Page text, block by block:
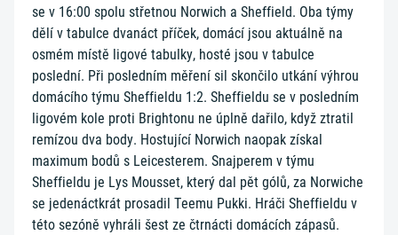
se v 16:00 spolu střetnou Norwich a Sheffield. Oba týmy
dělí v tabulce dvanáct příček, domácí jsou aktuálně na
osmém místě ligové tabulky, hosté jsou v tabulce
poslední. Při posledním měření sil skončilo utkání výhrou
domácího týmu Sheffieldu 1:2. Sheffieldu se v posledním
ligovém kole proti Brightonu ne úplně dařilo, když ztratil
remízou dva body. Hostující Norwich naopak získal
maximum bodů s Leicesterem. Snajperem v týmu
Sheffieldu je Lys Mousset, který dal pět gólů, za Norwiche
se jedenáctkrát prosadil Teemu Pukki. Hráči Sheffieldu v
této sezóně vyhráli šest ze čtrnácti domácích zápasů.